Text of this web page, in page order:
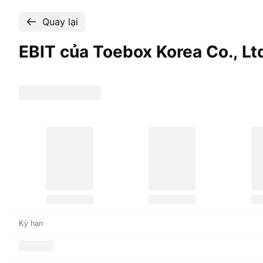
Quay lại
EBIT của Toebox Korea Co.,
Kỳ hạn